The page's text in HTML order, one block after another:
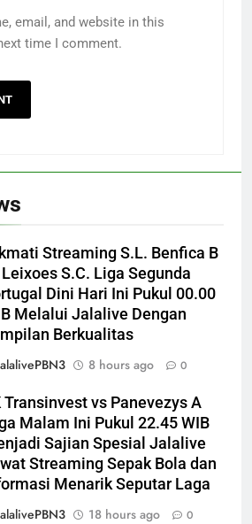
email, and website in this
time I comment.
Streaming S.L. Benfica B
S.C. Liga Segunda
Dini Hari Ini Pukul 00.00
Melalui Jalalive Dengan
Berkualitas
8 hours ago 0
Transinvest vs Panevezys A
Malam Ini Pukul 22.45 WIB
Sajian Spesial Jalalive
Streaming Sepak Bola dan
Menarik Seputar Laga
18 hours ago 0